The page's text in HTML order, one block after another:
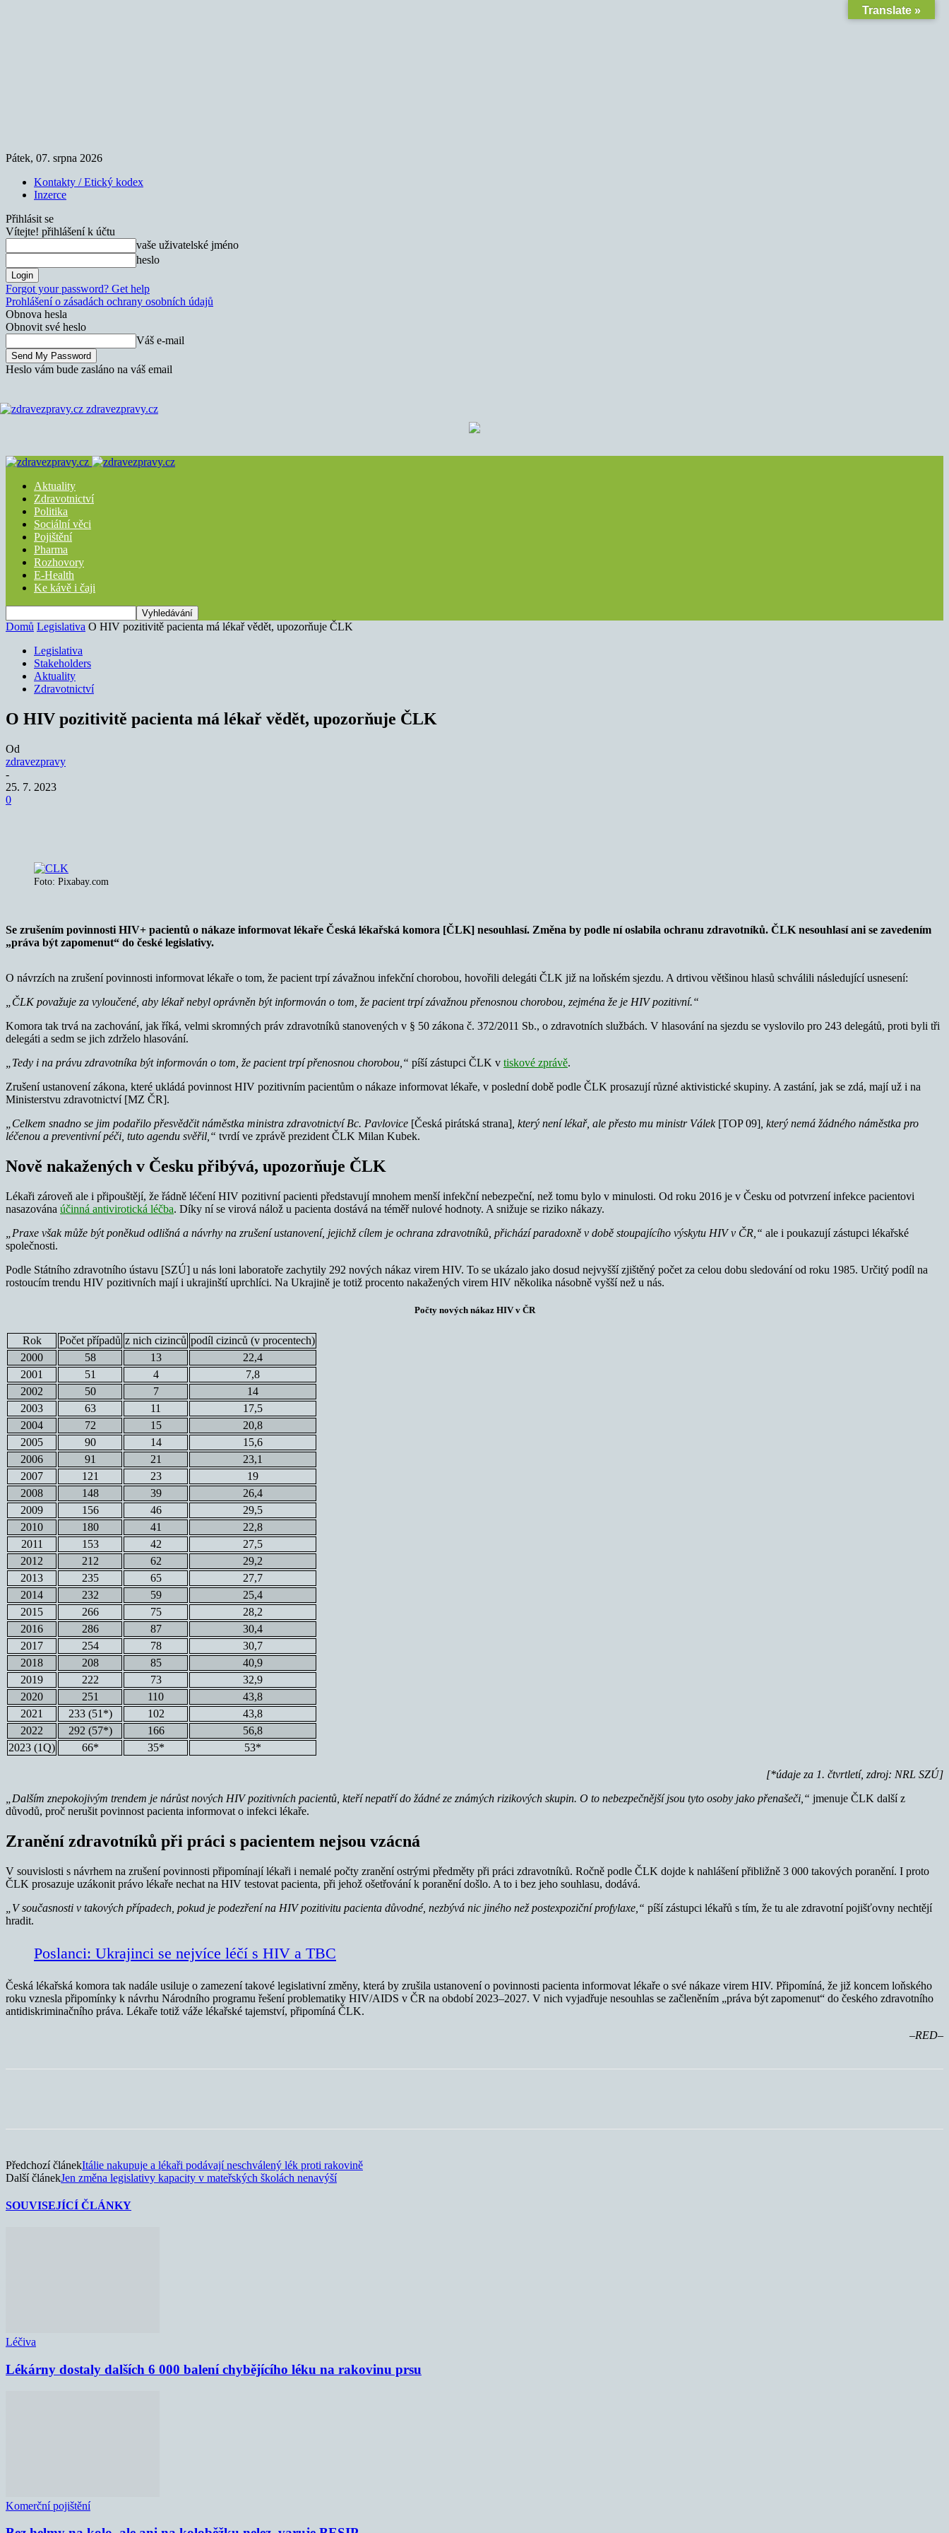
Pátek, 07. srpna 2026
Kontakty / Etický kodex
Inzerce
Přihlásit se
Vítejte! přihlášení k účtu
vaše uživatelské jméno
heslo
Forgot your password? Get help
Prohlášení o zásadách ochrany osobních údajů
Obnova hesla
Obnovit své heslo
Váš e-mail
Heslo vám bude zasláno na váš email
zdravezpravy.cz
Aktuality
Zdravotnictví
Politika
Sociální věci
Pojištění
Pharma
Rozhovory
E-Health
Ke kávě i čaji
Domů Legislativa O HIV pozitivitě pacienta má lékař vědět, upozorňuje ČLK
Legislativa
Stakeholders
Aktuality
Zdravotnictví
O HIV pozitivitě pacienta má lékař vědět, upozorňuje ČLK
Od
zdravezpravy
-
25. 7. 2023
0
Foto: Pixabay.com
Se zrušením povinnosti HIV+ pacientů o nákaze informovat lékaře Česká lékařská komora [ČLK] nesouhlasí. Změna by podle ní oslabila ochranu zdravotníků. ČLK nesouhlasí ani se zavedením
„práva být zapomenut“ do české legislativy.
O návrzích na zrušení povinnosti informovat lékaře o tom, že pacient trpí závažnou infekční chorobou, hovořili delegáti ČLK již na loňském sjezdu. A drtivou většinou hlasů schválili následující usnesení:
„ČLK považuje za vyloučené, aby lékař nebyl oprávněn být informován o tom, že pacient trpí závažnou přenosnou chorobou, zejména že je HIV pozitivní.“
Komora tak trvá na zachování, jak říká, velmi skromných práv zdravotníků stanovených v § 50 zákona č. 372/2011 Sb., o zdravotních službách. V hlasování na sjezdu se vyslovilo pro 243 delegátů, proti byli tři
delegáti a sedm se jich zdrželo hlasování.
„Tedy i na právu zdravotníka být informován o tom, že pacient trpí přenosnou chorobou,“ píší zástupci ČLK v tiskové zprávě.
Zrušení ustanovení zákona, které ukládá povinnost HIV pozitivním pacientům o nákaze informovat lékaře, v poslední době podle ČLK prosazují různé aktivistické skupiny. A zastání, jak se zdá, mají už i na
Ministerstvu zdravotnictví [MZ ČR].
„Celkem snadno se jim podařilo přesvědčit náměstka ministra zdravotnictví Bc. Pavlovice [Česká pirátská strana] , který není lékař, ale přesto mu ministr Válek [TOP 09] , který nemá žádného náměstka pro
léčenou a preventivní péči, tuto agendu svěřil,“ tvrdí ve zprávě prezident ČLK Milan Kubek.
Nově nakažených v Česku přibývá, upozorňuje ČLK
Lékaři zároveň ale i připouštějí, že řádně léčení HIV pozitivní pacienti představují mnohem menší infekční nebezpeční, než tomu bylo v minulosti. Od roku 2016 je v Česku od potvrzení infekce pacientovi
nasazována účinná antivirotická léčba. Díky ní se virová nálož u pacienta dostává na téměř nulové hodnoty. A snižuje se riziko nákazy.
„Praxe však může být poněkud odlišná a návrhy na zrušení ustanovení, jejichž cílem je ochrana zdravotníků, přichází paradoxně v době stoupajícího výskytu HIV v ČR,“ ale i poukazují zástupci lékařské
společnosti.
Podle Státního zdravotního ústavu [SZÚ] u nás loni laboratoře zachytily 292 nových nákaz virem HIV. To se ukázalo jako dosud nejvyšší zjištěný počet za celou dobu sledování od roku 1985. Určitý podíl na
rostoucím trendu HIV pozitivních mají i ukrajinští uprchlíci. Na Ukrajině je totiž procento nakažených virem HIV několika násobně vyšší než u nás.
Počty nových nákaz HIV v ČR
Rok Počet případů z nich cizinců podíl cizinců (v procentech)
2000
58 13
22,4
2001
51 4
7,8
2002
50 7
14
2003
63 11
17,5
2004
72 15
20,8
2005
90 14
15,6
2006
91 21
23,1
2007
121 23
19
2008
148 39
26,4
2009
156 46
29,5
2010
180 41
22,8
2011
153 42
27,5
2012
212 62
29,2
2013
235 65
27,7
2014
232 59
25,4
2015
266 75
28,2
2016
286 87
30,4
2017
254 78
30,7
2018
208 85
40,9
2019
222 73
32,9
2020
251 110
43,8
2021
233 (51*) 102
43,8
2022
292 (57*) 166
56,8
2023 (1Q)
66* 35* 53*
[*údaje za 1. čtvrtletí, zdroj: NRL SZÚ]
„Dalším znepokojivým trendem je nárůst nových HIV pozitivních pacientů, kteří nepatří do žádné ze známých rizikových skupin. O to nebezpečnější jsou tyto osoby jako přenašeči,“ jmenuje ČLK další z
důvodů, proč nerušit povinnost pacienta informovat o infekci lékaře.
Zranění zdravotníků při práci s pacientem nejsou vzácná
V souvislosti s návrhem na zrušení povinnosti připomínají lékaři i nemalé počty zranění ostrými předměty při práci zdravotníků. Ročně podle ČLK dojde k nahlášení přibližně 3 000 takových poranění. I proto
ČLK prosazuje uzákonit právo lékaře nechat na HIV testovat pacienta, při jehož ošetřování k poranění došlo. A to i bez jeho souhlasu, dodává.
„V současnosti v takových případech, pokud je podezření na HIV pozitivitu pacienta důvodné, nezbývá nic jiného než postexpoziční profylaxe,“ píší zástupci lékařů s tím, že tu ale zdravotní pojišťovny nechtějí
hradit.
Poslanci: Ukrajinci se nejvíce léčí s HIV a TBC
Česká lékařská komora tak nadále usiluje o zamezení takové legislativní změny, která by zrušila ustanovení o povinnosti pacienta informovat lékaře o své nákaze virem HIV. Připomíná, že již koncem loňského
roku vznesla připomínky k návrhu Národního programu řešení problematiky HIV/AIDS v ČR na období 2023–2027. V nich vyjadřuje nesouhlas se začleněním „práva být zapomenut“ do českého zdravotního
antidiskriminačního práva. Lékaře totiž váže lékařské tajemství, připomíná ČLK.
–RED–
Předchozí článekItálie nakupuje a lékaři podávají neschválený lék proti rakovině
Další článekJen změna legislativy kapacity v mateřských školách nenavýší
SOUVISEJÍCÍ ČLÁNKY
Léčiva
Lékárny dostaly dalších 6 000 balení chybějícího léku na rakovinu prsu
Komerční pojištění
Translate »